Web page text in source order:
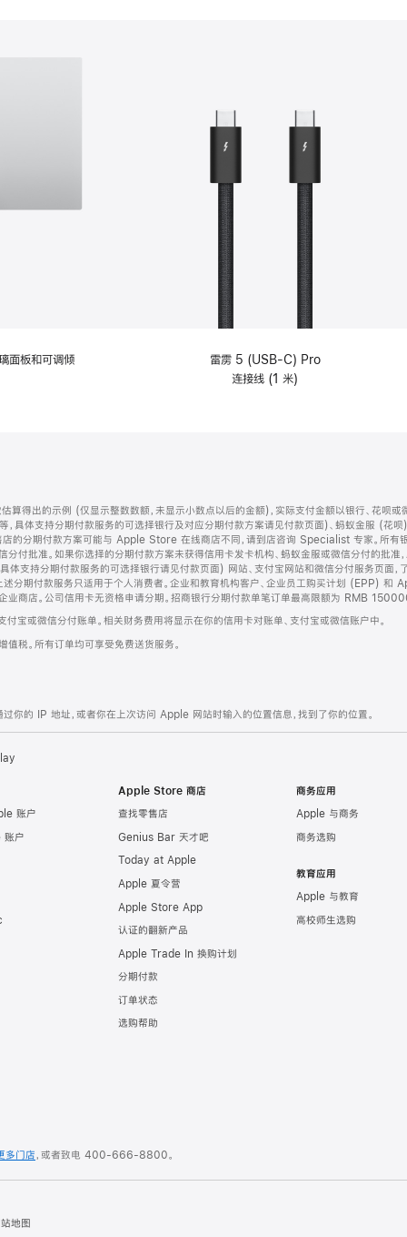
面板和可调倾
雷雳 5 (USB-C) Pro
连接线 (1 米)
算得出的示例 (仅显示整数数额，未显示小数点以后的金额)，实际支付金额以银行、花呗
，具体支持分期付款服务的可选择银行及对应分期付款方案请见付款页面)、蚂蚁金服 (花
的分期付款方案可能与 Apple Store 在线商店不同，请到店咨询 Specialist 专家。所有
分付批准。如果你选择的分期付款方案未获得信用卡发卡机构、蚂蚁金服或微信分付的批
体支持分期付款服务的可选择银行请见付款页面) 网站、支付宝网站和微信分付服务页面，
述分期付款服务只适用于个人消费者。企业和教育机构客户、企业员工购买计划 (EPP)
业商店。公司信用卡无资格申请分期。招商银行分期付款单笔订单最高限额为 RMB
宝或微信分付账单。相关财务费用将显示在你的信用卡对账单、支付宝或微信账户中。
税。所有订单均可享受免费送货服务。
你的 IP 地址，或者你在上次访问 Apple 网站时输入的位置信息，找到了你的位置。
账户
户
Apple Store 商店
查找零售店
Genius Bar 天才吧
Today at Apple
Apple 夏令营
Apple Store App
认证的翻新产品
Apple Trade In 换购计划
分期付款
订单状态
选购帮助
商务应用
Apple 与商务
商务选购
教育应用
Apple 与教育
高校师生选购
多门店，或者致电 400-666-8800。
站地图